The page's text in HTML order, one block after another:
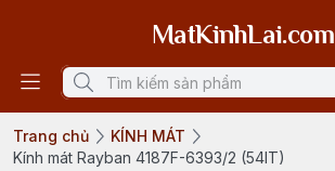
MatKinhLai.com
Trang chủ
KÍNH MÁT
Kính mát Rayban 4187F-6393/2 (54IT)